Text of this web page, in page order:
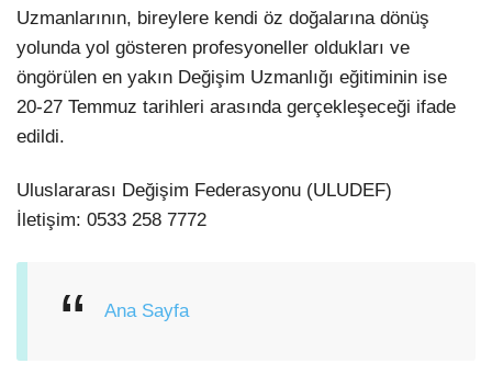
Uzmanlarının, bireylere kendi öz doğalarına dönüş
yolunda yol gösteren profesyoneller oldukları ve
öngörülen en yakın Değişim Uzmanlığı eğitiminin ise
20-27 Temmuz tarihleri arasında gerçekleşeceği ifade
edildi.
Uluslararası Değişim Federasyonu (ULUDEF)
İletişim: 0533 258 7772
Ana Sayfa